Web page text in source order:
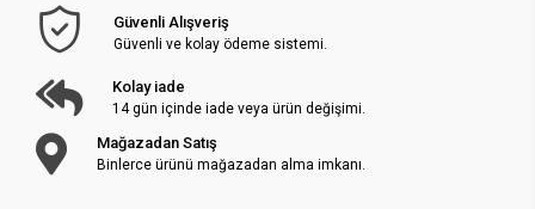
Güvenli Alışveriş
Güvenli ve kolay ödeme sistemi.
Kolay iade
14 gün içinde iade veya ürün değişimi.
Mağazadan Satış
Binlerce ürünü mağazadan alma imkanı.